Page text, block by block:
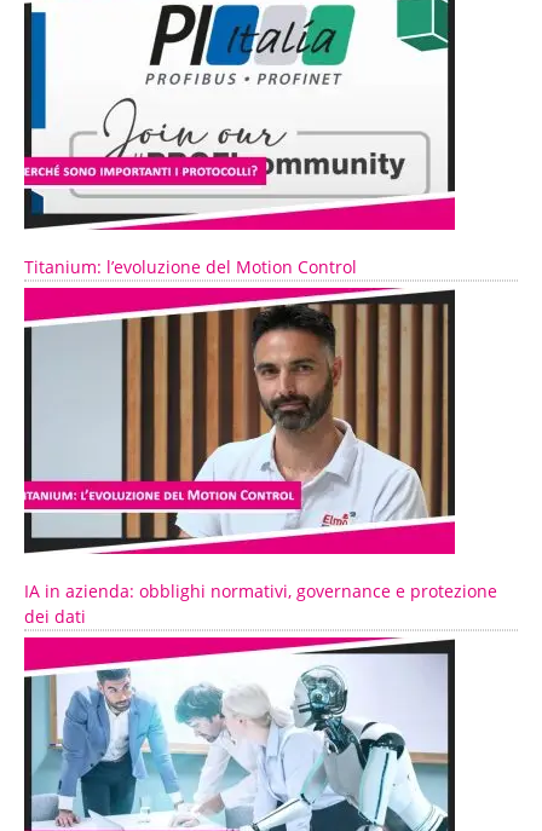
Titanium: l’evoluzione del Motion Control
IA in azienda: obblighi normativi, governance e protezione
dei dati